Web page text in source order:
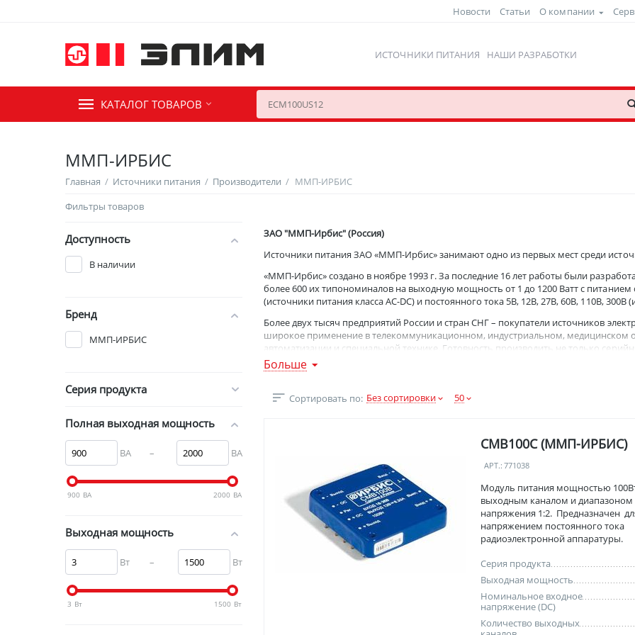
Новости Статьи О компании
ИСТОЧНИКИ ПИТАНИЯ НАШИ РАЗРАБОТКИ
КАТАЛОГ ТОВАРОВ
ММП-ИРБИС
Главная / Источники питания / Производители / ММП-ИРБИС
ЗАО "ММП-Ирбис" (Россия)
Источники питания ЗАО «ММП-Ирбис» занимают одно из первых мест среди
«ММП-Ирбис» создано в ноябре 1993 г. За последние 16 лет работы были
более 600 их типономиналов на выходную мощность от 1 до 1200 Ватт с питанием
(источники питания класса AC-DC) и постоянного тока 5В, 12В, 27В, 60В, 110В, 300В
Более двух тысяч предприятий России и стран СНГ – покупатели источников
широкое применение в телекоммуникационном, индустриальном, медицинском
автоматизации и специальной технике. Готовность производить не только
индивидуальным требованиям заказчиков, постоянное обновление
развитие производства обеспечили устойчивый и постоянный рост объемов
Источники питания, предлагаемые покупателям, изготавливаются с высокой
установщик (SMT-технология, SMD-компоненты), набивка выводов и
технологический прогон источников питания проводится в течение четырех
плюс 70°С. Эти мероприятия обеспечивают высокую производительность труда и
Компания «Элим» – официальный дистрибьютор ЗАО «ММП-Ирбис». Наши
ассортименту продукции «ММП-Ирбис» и оказать квалифицированную помощь в
Адрес сайта производителя:
http://www.mmp-irbis.ru/
Больше
Сортировать по: Без сортировки 50
СМВ100С (ММП-ИРБИС)
АРТ.: 771038
Модуль питания мощностью
выходным каналом и диапазоном
напряжения 1:2. Предназначен
напряжением постоянного тока
радиоэлектронной аппаратуры.
Серия продукта
Выходная мощность
Номинальное входное
напряжение (DC)
Количество выходных
Фильтры товаров
Доступность
В наличии
Бренд
ММП-ИРБИС
Серия продукта
Полная выходная мощность
ВА – ВА
900 ВА 2000 ВА
Выходная мощность
Вт – Вт
3 Вт 1500 Вт